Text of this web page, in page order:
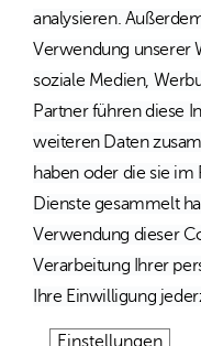
analysieren.
Verwendung unserer
soziale Medien,
Partner führen diese
weiteren Daten
haben oder die sie
Dienste gesammelt
Verwendung dieser
Verarbeitung Ihrer
Ihre Einwilligung
Einstellungen